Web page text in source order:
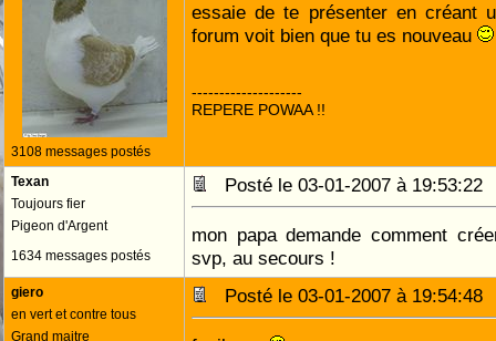
3108 messages postés
essaie de te présenter en créant
forum voit bien que tu es nouveau
--------------------
REPERE POWAA !!
Texan
Toujours fier
Pigeon d'Argent
1634 messages postés
Posté le 03-01-2007 à
mon papa demande comment
svp, au secours !
giero
en vert et contre tous
Grand maitre
Posté le 03-01-2007 à